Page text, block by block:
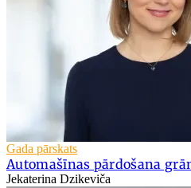
Gada pārskats
Automašīnas pārdošana
Jekaterina Dzikeviča